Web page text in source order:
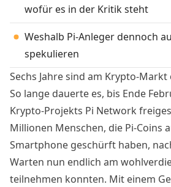
wofür es in der Kritik steht
Weshalb Pi-Anleger dennoch
spekulieren
Sechs Jahre sind am Krypto-
So lange dauerte es, bis Ende
Krypto-Projekts Pi Network
Millionen Menschen, die Pi-Coins
Smartphone geschürft haben,
Warten nun endlich am
teilnehmen konnten. Mit einem